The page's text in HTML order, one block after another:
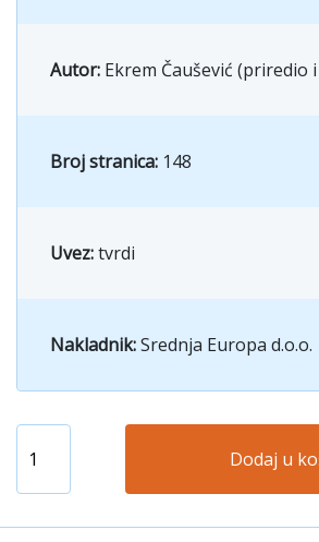
Autor: Ekrem Čaušević (priredio
Broj stranica: 148
Uvez:tvrdi
Nakladnik:Srednja Europa d.o.o.
Dodaj u